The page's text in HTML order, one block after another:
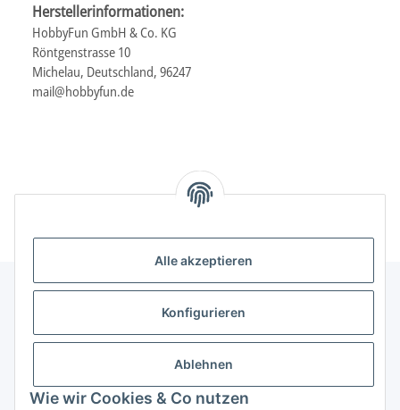
Alle akzeptieren
Konfigurieren
Ablehnen
Wie wir Cookies & Co nutzen
Herstellerinformationen:
HobbyFun GmbH & Co. KG
Röntgenstrasse 10
Michelau, Deutschland, 96247
mail@hobbyfun.de
Informationen
Gesetzliche Informationen